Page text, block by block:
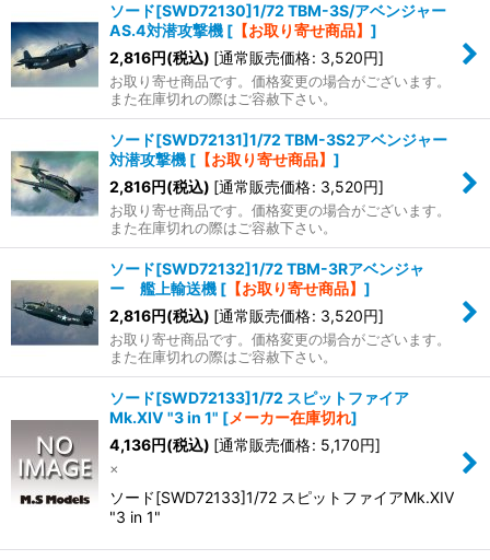
ソード[SWD72130]1/72 TBM-3S/アベンジャー
AS.4対潜攻撃機 [ 【お取り寄せ商品】 ]
2,816円(税込) [通常販売価格: 3,520円]
お取り寄せ商品です。価格変更の場合がございます。
また在庫切れの際はご容赦下さい。
ソード[SWD72131]1/72 TBM-3S2アベンジャー
対潜攻撃機 [ 【お取り寄せ商品】 ]
2,816円(税込) [通常販売価格: 3,520円]
お取り寄せ商品です。価格変更の場合がございます。
また在庫切れの際はご容赦下さい。
ソード[SWD72132]1/72 TBM-3Rアベンジャ
ー 艦上輸送機 [ 【お取り寄せ商品】 ]
2,816円(税込) [通常販売価格: 3,520円]
お取り寄せ商品です。価格変更の場合がございます。
また在庫切れの際はご容赦下さい。
ソード[SWD72133]1/72 スピットファイア
Mk.XIV "3 in 1" [メーカー在庫切れ]
4,136円(税込) [通常販売価格: 5,170円]
×
ソード[SWD72133]1/72 スピットファイアMk.XIV
"3 in 1"